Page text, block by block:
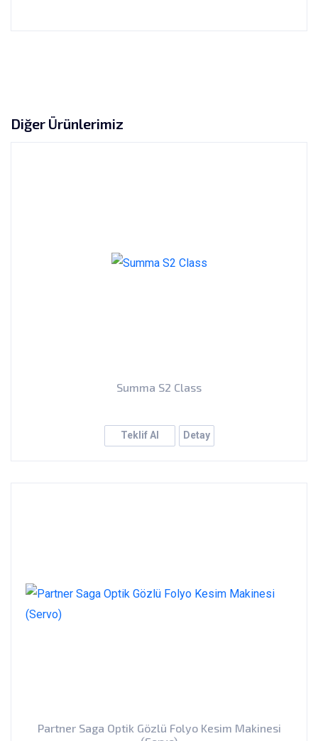
Diğer Ürünlerimiz
Summa S2 Class
Teklif Al Detay
Partner Saga Optik Gözlü Folyo Kesim Makinesi